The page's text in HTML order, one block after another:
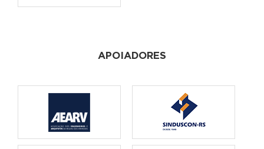
APOIADORES